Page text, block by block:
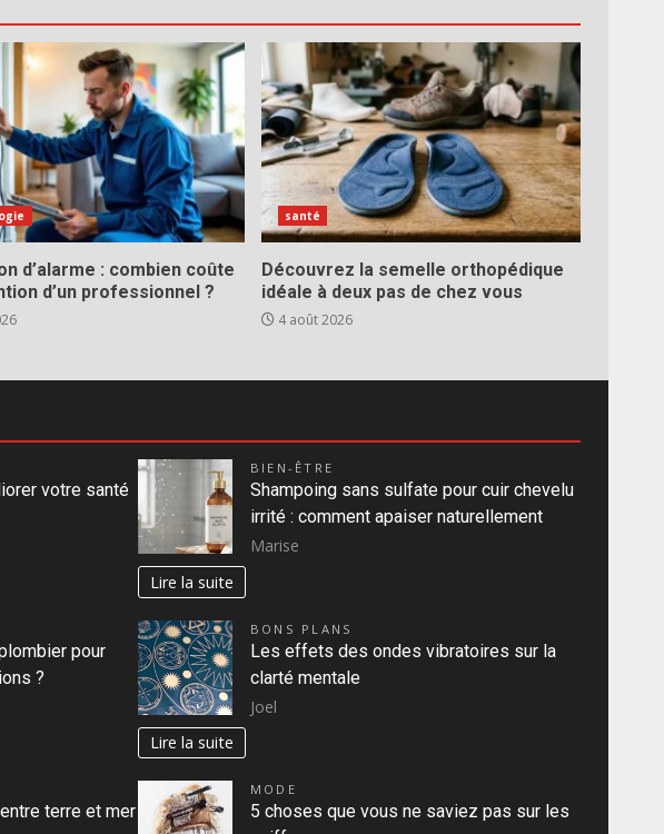
d’alarme : combien coûte
d’un professionnel ?
santé
Découvrez la semelle orthopédique
idéale à deux pas de chez vous
4 août 2026
votre santé
BIEN-ÊTRE
Shampoing sans sulfate pour cuir chevelu
irrité : comment apaiser naturellement
Marise
Lire la suite
pour
?
BONS PLANS
Les effets des ondes vibratoires sur la
clarté mentale
Joel
Lire la suite
terre et mer
MODE
5 choses que vous ne saviez pas sur les